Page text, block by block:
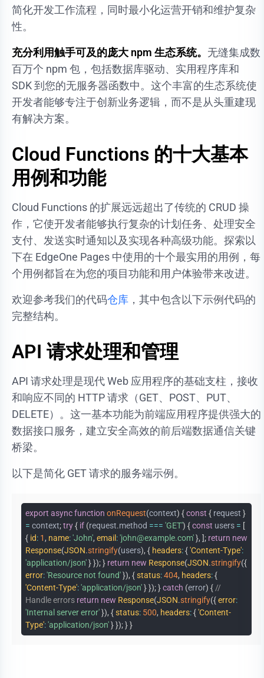
简化开发工作流程，同时最小化运营开销和维护复杂
性。
充分利用触手可及的庞大 npm 生态系统。 无缝集成数
百万个 npm 包，包括数据库驱动、实用程序库和
SDK 到您的无服务器函数中。这个丰富的生态系统使
开发者能够专注于创新业务逻辑，而不是从头重建现
有解决方案。
Cloud Functions 的十大基本
用例和功能
Cloud Functions 的扩展远远超出了传统的 CRUD 操
作，它使开发者能够执行复杂的计划任务、处理安全
支付、发送实时通知以及实现各种高级功能。探索以
下在 EdgeOne Pages 中使用的十个最实用的用例，每
个用例都旨在为您的项目功能和用户体验带来改进。
欢迎参考我们的代码仓库 ，其中包含以下示例代码的
完整结构。
API 请求处理和管理
API 请求处理是现代 Web 应用程序的基础支柱，接收
和响应不同的 HTTP 请求（GET、POST、PUT、
DELETE）。这一基本功能为前端应用程序提供强大的
数据接口服务，建立安全高效的前后端数据通信关键
桥梁。
以下是简化 GET 请求的服务端示例。
export asyncfunction onRequest(context) {const { request }
= context;try{ if (request.method === 'GET') {const users = [
{ id: 1, name:'John', email :'john@example.com'}, ]; return new
Response(JSON.stringify(users), { headers:{'Content-Type':
'application/json'}});} return new Response(JSON.stringify({
error:'Resource not found'}), {status:404, headers:{
'Content-Type':'application/json'}});}catch (error) {//
Handle errors return new Response(JSON.stringify({error:
'Internal server error'}), {status: 500, headers:{'Content-
Type':'application/json'}});}}